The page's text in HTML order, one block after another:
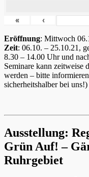
« ‹
Eröffnung: Mittwoch
Zeit: 06.10. – 25.10.21,
8.30 – 14.00 Uhr und
Seminare kann zeitweise
werden – bitte
sicherheitshalber bei uns!)
Ausstellung:
Grün Auf! –
Ruhrgebiet